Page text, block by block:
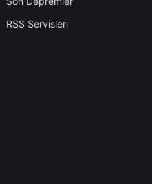
RSS Servisleri